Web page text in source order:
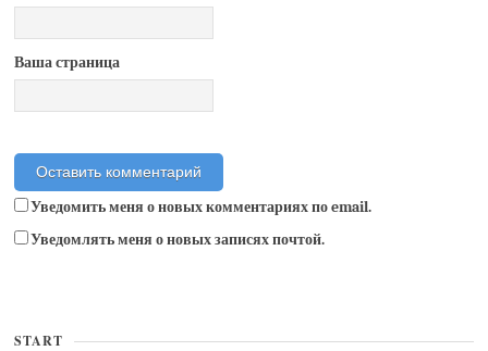
Ваша страница
Уведомить меня о новых комментариях по email.
Уведомлять меня о новых записях почтой.
START